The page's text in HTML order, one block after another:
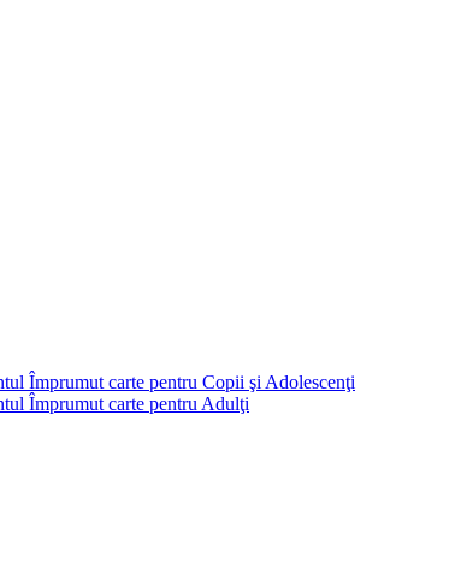
Împrumut carte pentru Copii şi Adolescenţi
Împrumut carte pentru Adulţi